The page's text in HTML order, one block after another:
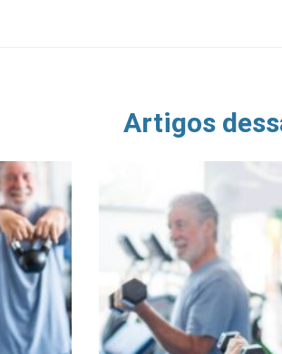
Artigos